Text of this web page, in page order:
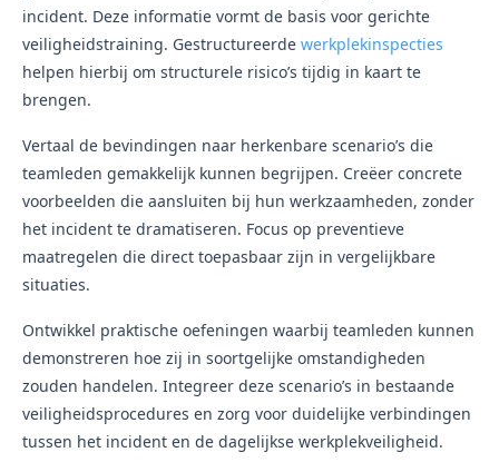
incident. Deze informatie vormt de basis voor gerichte
veiligheidstraining. Gestructureerde werkplekinspecties
helpen hierbij om structurele risico’s tijdig in kaart te
brengen.
Vertaal de bevindingen naar herkenbare scenario’s die
teamleden gemakkelijk kunnen begrijpen. Creëer concrete
voorbeelden die aansluiten bij hun werkzaamheden, zonder
het incident te dramatiseren. Focus op preventieve
maatregelen die direct toepasbaar zijn in vergelijkbare
situaties.
Ontwikkel praktische oefeningen waarbij teamleden kunnen
demonstreren hoe zij in soortgelijke omstandigheden
zouden handelen. Integreer deze scenario’s in bestaande
veiligheidsprocedures en zorg voor duidelijke verbindingen
tussen het incident en de dagelijkse werkplekveiligheid.